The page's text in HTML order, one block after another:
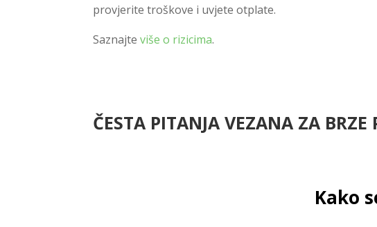
provjerite troškove i uvjete otplate.
Saznajteviše o rizicima.
ČESTA PITANJA VEZANA ZA BRZE
Kako